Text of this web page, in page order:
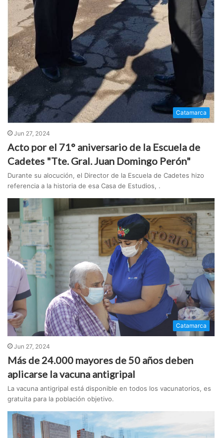
Catamarca
Jun 27, 2024
Acto por el 71° aniversario de la Escuela de
Cadetes "Tte. Gral. Juan Domingo Perón"
Durante su alocución, el Director de la Escuela de Cadetes hizo
referencia a la historia de esa Casa de Estudios, .
Catamarca
Jun 27, 2024
Más de 24.000 mayores de 50 años deben
aplicarse la vacuna antigripal
La vacuna antigripal está disponible en todos los vacunatorios, es
gratuita para la población objetivo.